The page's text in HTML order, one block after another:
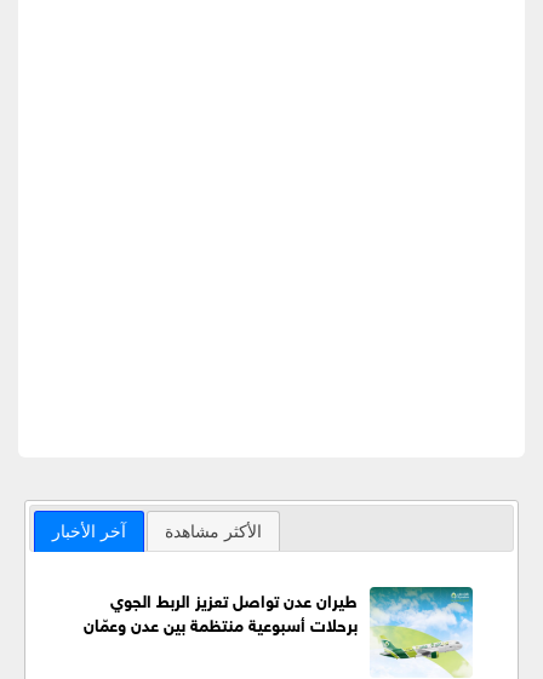
آخر الأخبار الأكثر مشاهدة
طيران عدن تواصل تعزيز الربط الجوي
برحلات أسبوعية منتظمة بين عدن وعمّان